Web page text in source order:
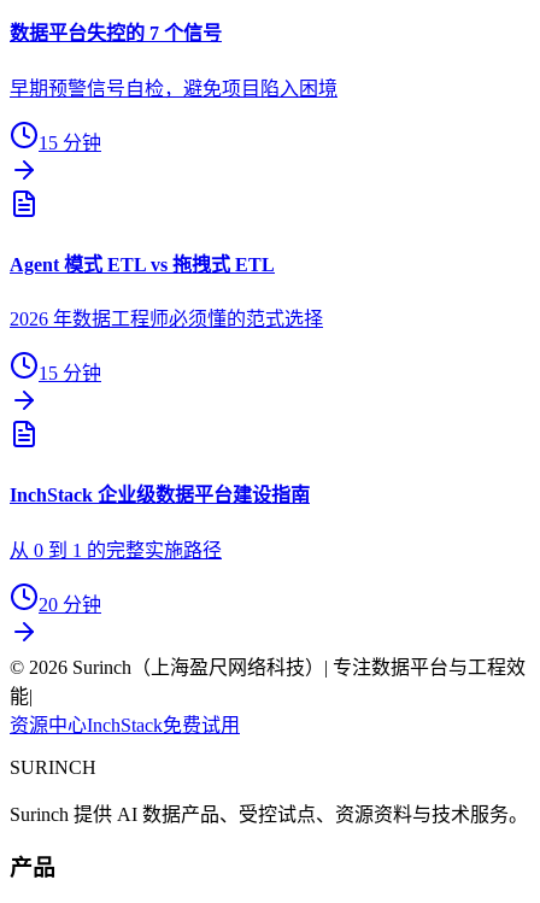
数据平台失控的 7 个信号
早期预警信号自检，避免项目陷入困境
15 分钟
Agent 模式 ETL vs 拖拽式 ETL
2026 年数据工程师必须懂的范式选择
15 分钟
InchStack 企业级数据平台建设指南
从 0 到 1 的完整实施路径
20 分钟
© 2026 Surinch（上海盈尺网络科技）| 专注数据平台与工程效
能|
资源中心InchStack免费试用
SURINCH
Surinch 提供 AI 数据产品、受控试点、资源资料与技术服务。
产品